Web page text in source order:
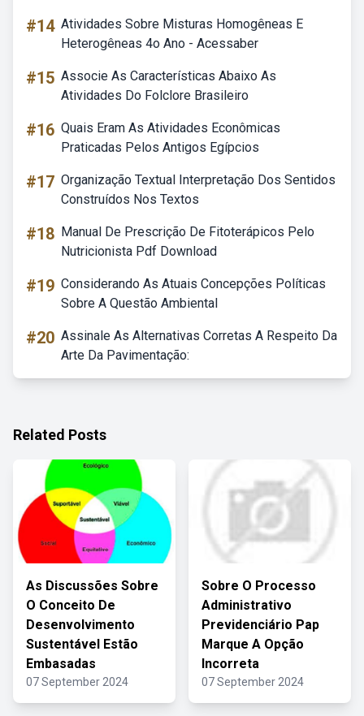
#14 Atividades Sobre Misturas Homogêneas E
Heterogêneas 4o Ano - Acessaber
#15 Associe As Características Abaixo As
Atividades Do Folclore Brasileiro
#16 Quais Eram As Atividades Econômicas
Praticadas Pelos Antigos Egípcios
#17 Organização Textual Interpretação Dos Sentidos
Construídos Nos Textos
#18 Manual De Prescrição De Fitoterápicos Pelo
Nutricionista Pdf Download
#19 Considerando As Atuais Concepções Políticas
Sobre A Questão Ambiental
#20 Assinale As Alternativas Corretas A Respeito Da
Arte Da Pavimentação:
Related Posts
As Discussões Sobre
O Conceito De
Desenvolvimento
Sustentável Estão
Embasadas
07 September 2024
Sobre O Processo
Administrativo
Previdenciário Pap
Marque A Opção
Incorreta
07 September 2024